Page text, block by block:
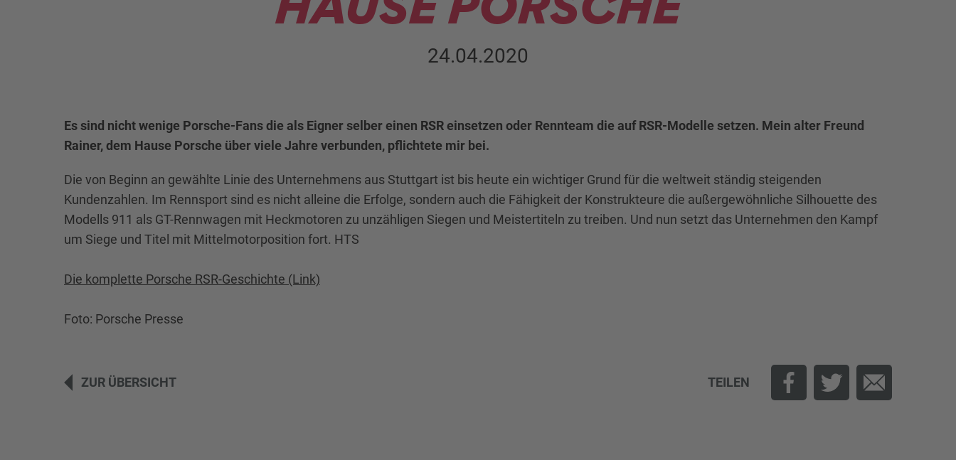
24.04.2020
Es sind nicht wenige Porsche-Fans die als Eigner selber einen RSR einsetzen oder Rennteam die auf RSR-Modelle setzen. Mein alter Freund
Rainer, dem Hause Porsche über viele Jahre verbunden, pflichtete mir bei.
Die von Beginn an gewählte Linie des Unternehmens aus Stuttgart ist bis heute ein wichtiger Grund für die weltweit ständig steigenden
Kundenzahlen. Im Rennsport sind es nicht alleine die Erfolge, sondern auch die Fähigkeit der Konstrukteure die außergewöhnliche Silhouette des
Modells 911 als GT-Rennwagen mit Heckmotoren zu unzähligen Siegen und Meistertiteln zu treiben. Und nun setzt das Unternehmen den Kampf
um Siege und Titel mit Mittelmotorposition fort. HTS
Die komplette Porsche RSR-Geschichte (Link)
Foto: Porsche Presse
ZUR ÜBERSICHT TEILEN